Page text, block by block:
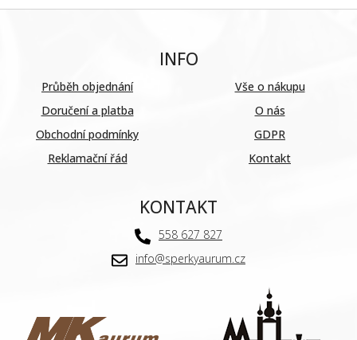
INFO
Průběh objednání
Doručení a platba
Obchodní podmínky
Reklamační řád
Vše o nákupu
O nás
GDPR
Kontakt
KONTAKT
558 627 827
info@sperkyaurum.cz